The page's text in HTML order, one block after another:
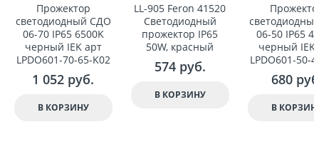
Прожектор
светодиодный СДО
06-70 IP65 6500K
черный IEK арт
LPDO601-70-65-K02
1 052 руб.
В КОРЗИНУ
LL-905 Feron 41520
Светодиодный
прожектор IP65
50W, красный
574 руб.
В КОРЗИНУ
06-50 IP65
черный IEK
LPDO601-50-
680
В